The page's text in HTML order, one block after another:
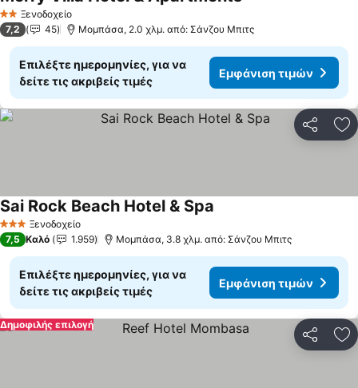
2 ΑστέριαΞενοδοχείο
7,2 45 Μομπάσα, 2.0 χλμ. από: Σάνζου Μπιτς
Επιλέξτε ημερομηνίες, για να
δείτε τις ακριβείς τιμές
Εμφάνιση τιμών
3 ΑστέριαΞενοδοχείο
Sai Rock Beach Hotel & Spa
7,5 Καλό 1.959 Μομπάσα, 3.8 χλμ. από: Σάνζου Μπιτς
Επιλέξτε ημερομηνίες, για να
δείτε τις ακριβείς τιμές
Εμφάνιση τιμών
Δημοφιλής επιλογή